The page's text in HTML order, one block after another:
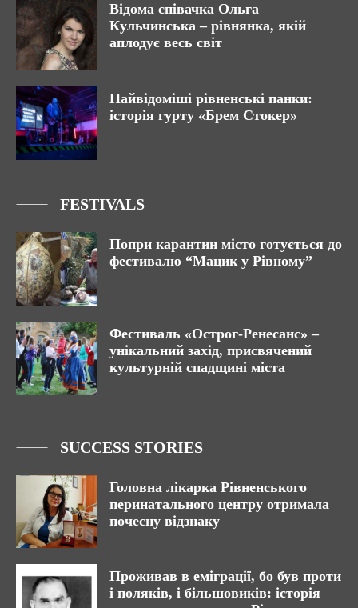
Відома співачка Ольга
Кульчинська – рівнянка, якій
аплодує весь світ
Найвідоміші рівненські панки:
історія гурту «Брем Стокер»
FESTIVALS
Попри карантин місто готується до
фестивалю “Мацик у Рівному”
Фестиваль «Острог-Ренесанс» –
унікальний захід, присвячений
культурній спадщині міста
SUCCESS STORIES
Головна лікарка Рівненського
перинатального центру отримала
почесну відзнаку
Проживав в еміграції, бо був проти
і поляків, і більшовиків: історія